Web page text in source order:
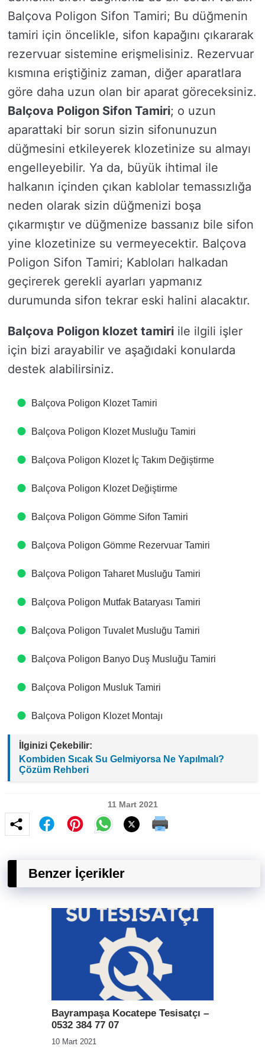
Balçova Poligon Sifon Tamiri; Bu düğmenin
tamiri için öncelikle, sifon kapağını çıkararak
rezervuar sistemine erişmelisiniz. Rezervuar
kısmına eriştiğiniz zaman, diğer aparatlara
göre daha uzun olan bir aparat göreceksiniz.
Balçova Poligon Sifon Tamiri; o uzun
aparattaki bir sorun sizin sifonunuzun
düğmesini etkileyerek klozetinize su almayı
engelleyebilir. Ya da, büyük ihtimal ile
halkanın içinden çıkan kablolar temassızlığa
neden olarak sizin düğmenizi boşa
çıkarmıştır ve düğmenize bassanız bile sifon
yine klozetinize su vermeyecektir. Balçova
Poligon Sifon Tamiri; Kabloları halkadan
geçirerek gerekli ayarları yapmanız
durumunda sifon tekrar eski halini alacaktır.
Balçova Poligon klozet tamiri ile ilgili işler
için bizi arayabilir ve aşağıdaki konularda
destek alabilirsiniz.
Balçova Poligon Klozet Tamiri
Balçova Poligon Klozet Musluğu Tamiri
Balçova Poligon Klozet İç Takım Değiştirme
Balçova Poligon Klozet Değiştirme
Balçova Poligon Gömme Sifon Tamiri
Balçova Poligon Gömme Rezervuar Tamiri
Balçova Poligon Taharet Musluğu Tamiri
Balçova Poligon Mutfak Bataryası Tamiri
Balçova Poligon Tuvalet Musluğu Tamiri
Balçova Poligon Banyo Duş Musluğu Tamiri
Balçova Poligon Musluk Tamiri
Balçova Poligon Klozet Montajı
İlginizi Çekebilir:
Kombiden Sıcak Su Gelmiyorsa Ne Yapılmalı?
Çözüm Rehberi
11 Mart 2021
Benzer İçerikler
Bayrampaşa Kocatepe Tesisatçı –
0532 384 77 07
10 Mart 2021